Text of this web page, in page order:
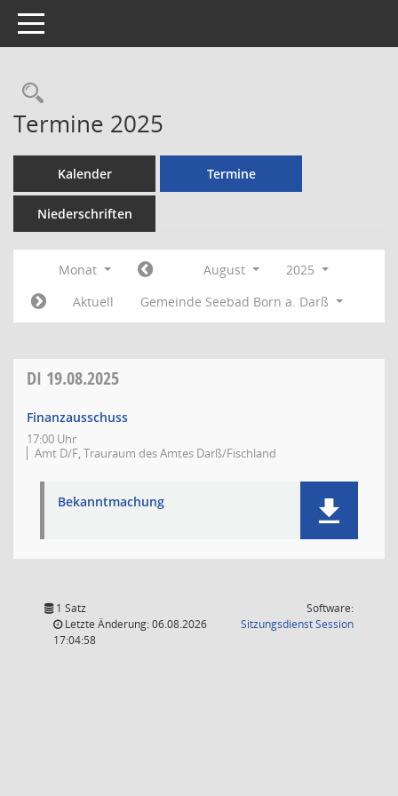
Toggle navigation
Rechercheauswahl
Termine 2025
Kalender Termine
Niederschriften
Monat August
2025
Aktuell
Gemeinde Seebad Born a. Darß
DI 19.08.2025
Finanzausschuss
17:00 Uhr
Amt D/F, Trauraum des Amtes Darß/Fischland
Bekanntmachung
1 Satz
Letzte Änderung: 06.08.2026
17:04:58
Software:
SitzungsdienstSession(Wird in